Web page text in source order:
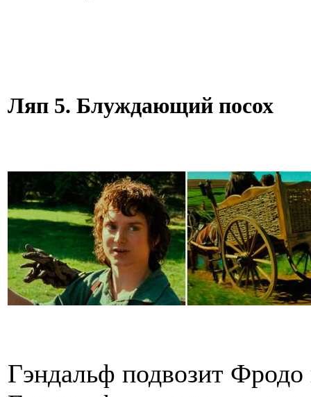
Ляп 5. Блуждающий посох
Гэндальф подвозит